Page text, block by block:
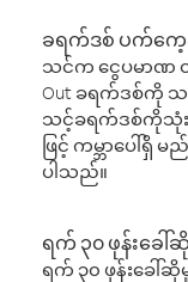
ခရက်ဒစ် ပက်ကေ့ခ
သင်က ငွေပမာဏ
Out ခရက်ဒစ်ကို
သင့်ခရက်ဒစ်ကိုသုံး
ဖြင့် ကမ္ဘာပေါ်
ပါသည်။
ရက် ၃၀ ဖုန်းခေ
ရက် ၃၀ ဖုန်းခေါ်